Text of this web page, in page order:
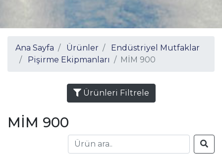
Ana Sayfa Ürünler
Endüstriyel Mutfaklar
Pişirme Ekipmanları
MİM 900
Ürünleri Filtrele
MİM 900